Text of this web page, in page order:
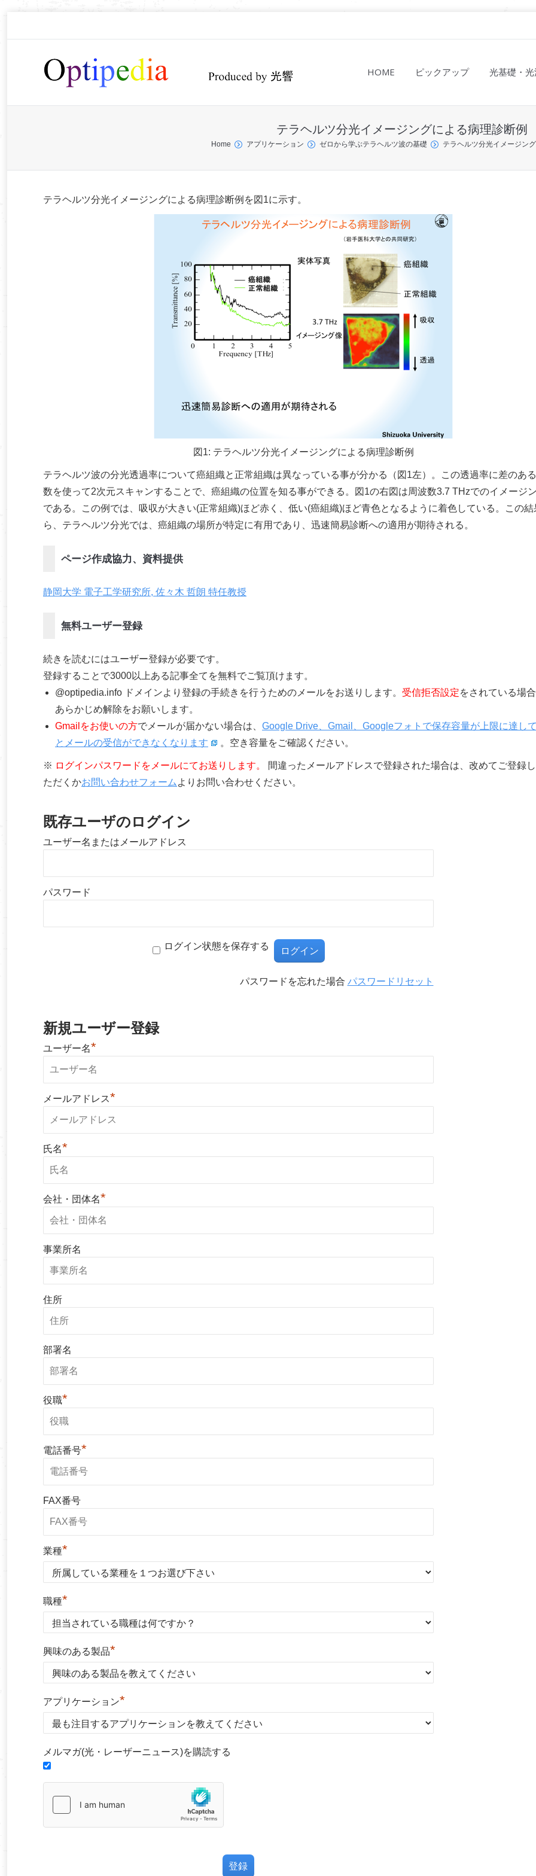
HOME ピックアップ 光基礎・
テラヘルツ分光イメージングによる病理診断例
Home アプリケーション ゼロから学ぶテラヘルツ波の基礎 テラヘルツ分光イメージン
テラヘルツ分光イメージングによる病理診断例を図1に示す。
図1: テラヘルツ分光イメージングによる病理診断例
テラヘルツ波の分光透過率について癌組織と正常組織は異なっている事が分かる（図1左）。この透過率に差のあ
数を使って2次元スキャンすることで、癌組織の位置を知る事ができる。図1の右図は周波数3.7 THzでのイメージ
である。この例では、吸収が大きい(正常組織)ほど赤く、低い(癌組織)ほど青色となるように着色している。この結
ら、テラヘルツ分光では、癌組織の場所が特定に有用であり、迅速簡易診断への適用が期待される。
ページ作成協力、資料提供
静岡大学 電子工学研究所, 佐々木 哲朗 特任教授
無料ユーザー登録
続きを読むにはユーザー登録が必要です。
登録することで3000以上ある記事全てを無料でご覧頂けます。
@optipedia.info ドメインより登録の手続きを行うためのメールをお送りします。 受信拒否設定をされている場
あらかじめ解除をお願いします。
Gmailをお使いの方でメールが届かない場合は、 Google Drive、Gmail、Googleフォトで保存容量が上限に達し
とメールの受信ができなくなります
。空き容量をご確認ください。
※ ログインパスワードをメールにてお送りします。
間違ったメールアドレスで登録された場合は、改めてご登録
ただくかお問い合わせフォーム よりお問い合わせください。
既存ユーザのログイン
ユーザー名またはメールアドレス
パスワード
ログイン状態を保存する
パスワードを忘れた場合 パスワードリセット
新規ユーザー登録
ユーザー名*
メールアドレス*
氏名*
会社・団体名*
事業所名
住所
部署名
役職*
電話番号*
FAX番号
業種*
職種*
興味のある製品*
アプリケーション*
メルマガ(光・レーザーニュース)を購読する